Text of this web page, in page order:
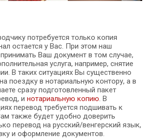
потребуется только копия
остается у Вас. При этом наш
Ваш документ в том случае,
услуга, например, снятие
В таких ситуациях Вы существенно
поездку в нотариальную контору, а в
сразу подготовленный пакет
и нотариальную копию. В
перевод требуется подшивать к
также будет удобно доверить
перевод на русский/венгерский язык,
и оформление документов.